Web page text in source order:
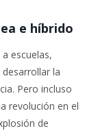
e híbrido
escuelas,
la
Pero incluso
revolución en el
de